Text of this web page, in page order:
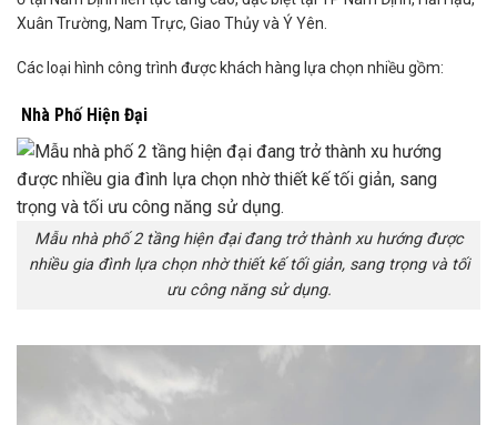
Xuân Trường, Nam Trực, Giao Thủy và Ý Yên.
Các loại hình công trình được khách hàng lựa chọn nhiều gồm:
Nhà Phố Hiện Đại
Mẫu nhà phố 2 tầng hiện đại đang trở thành xu hướng được
nhiều gia đình lựa chọn nhờ thiết kế tối giản, sang trọng và tối
ưu công năng sử dụng.